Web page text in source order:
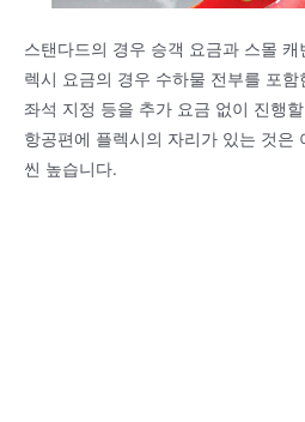
스탠다드의 경우 승객 요금과 스몰
렉시 요금의 경우 수하물 전부를 포
좌석 지정 등을 추가 요금 없이 진행
항공편에 플렉시의 자리가 있는 것은
씬 높습니다.